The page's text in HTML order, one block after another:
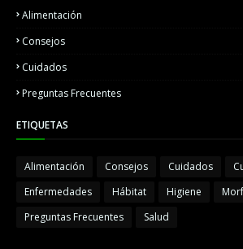
Alimentación
Consejos
Cuidados
Preguntas Frecuentes
ETIQUETAS
Alimentación Consejos Cuidados
Enfermedades
Hábitat Higiene
Preguntas Frecuentes
Salud